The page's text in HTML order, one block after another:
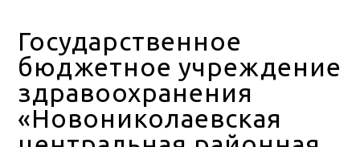
Государственное
бюджетное учреждение
здравоохранения
«Новониколаевская